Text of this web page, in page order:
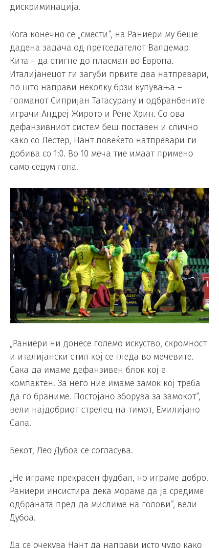
дискриминација.
Кога конечно се „смести“, на Раниери му беше
дадена задача од претседателот Валдемар
Кита – да стигне до пласман во Европа.
Италијанецот ги загуби првите два натпревари,
по што направи неколку брзи купувања –
голманот Сипријан Татасурану и одбранбените
играчи Андреј Жирото и Рене Хрин. Со ова
дефанзивниот систем беш поставен и слично
како со Лестер, Нант повеќето натпревари ги
добива со 1:0. Во 10 меча тие имаат примено
само седум гола.
„Раниери ни донесе големо искуство, скромност
и италијански стил кој се гледа во мечевите.
Сака да имаме дефанзивен блок кој е
компактен. За него ние имаме замок кој треба
да го браниме. Постојано зборува за замокот“,
вели најдобриот стрелец на тимот, Емилијано
Сала.
Бекот, Лео Дубоа се согласува.
„Не играме прекрасен фудбал, но играме добро!
Раниери инсистира дека мораме да ја средиме
одбраната пред да мислиме на голови“, вели
Дубоа.
Да се очекува Нант да направи исто чудо како